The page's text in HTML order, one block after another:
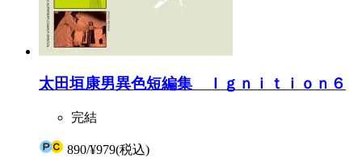
太田垣康男異色短編集 Ｉｇｎｉｔｉｏｎ６
完結
890/¥979(税込)